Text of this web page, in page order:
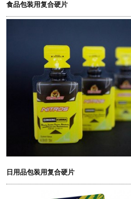
食品包装用复合硬片
日用品包装用复合硬片